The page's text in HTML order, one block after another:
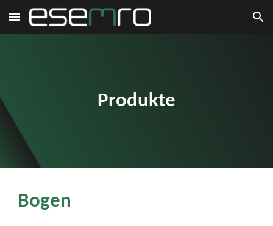
Skip to main content Skip to navigation
Produkte
Bogen